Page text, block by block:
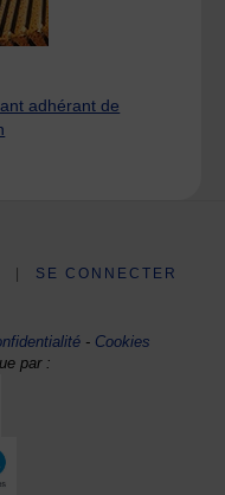
adhérant de
SE CONNECTER
- Cookies
par :